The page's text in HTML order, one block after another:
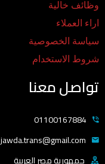
وظائف خالية
اراء العملاء
سياسة الخصوصية
شروط الاستخدام
تواصل معنا
01100167884
jawda.trans@gmail.com
جمهورية مصر العربية